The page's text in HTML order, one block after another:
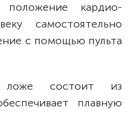
положение кардио-
самостоятельно
с помощью пульта
ложе состоит из
плавную